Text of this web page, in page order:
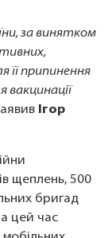
за винятком
її припинення
вакцинації
Ігор
щеплень, 500
бригад
цей час